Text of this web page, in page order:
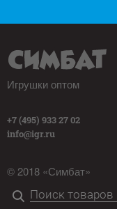
Игрушки оптом
+7 (495) 933 27 02
info@igr.ru
© 2018 «Симбат»